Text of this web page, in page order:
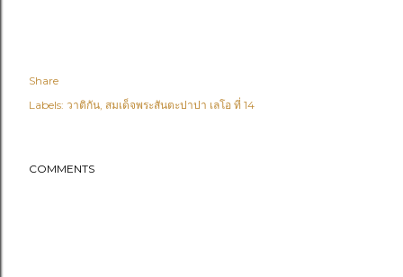
Share
Labels: วาติกัน สมเด็จพระสันตะปาปา เลโอ ที่ 14
COMMENTS